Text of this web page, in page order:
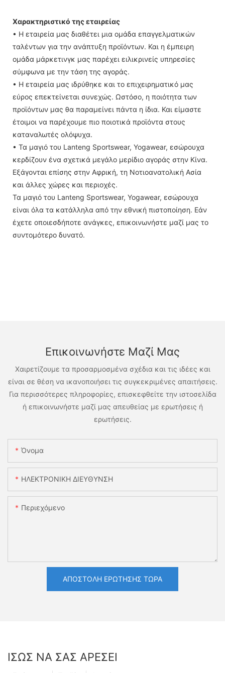
Χαρακτηριστικό της εταιρείας
• Η εταιρεία μας διαθέτει μια ομάδα επαγγελματικών
ταλέντων για την ανάπτυξη προϊόντων. Και η έμπειρη
ομάδα μάρκετινγκ μας παρέχει ειλικρινείς υπηρεσίες
σύμφωνα με την τάση της αγοράς.
• Η εταιρεία μας ιδρύθηκε και το επιχειρηματικό μας
εύρος επεκτείνεται συνεχώς. Ωστόσο, η ποιότητα των
προϊόντων μας θα παραμείνει πάντα η ίδια. Και είμαστε
έτοιμοι να παρέχουμε πιο ποιοτικά προϊόντα στους
καταναλωτές ολόψυχα.
• Τα μαγιό του Lanteng Sportswear, Yogawear, εσώρουχα
κερδίζουν ένα σχετικά μεγάλο μερίδιο αγοράς στην Κίνα.
Εξάγονται επίσης στην Αφρική, τη Νοτιοανατολική Ασία
και άλλες χώρες και περιοχές.
Τα μαγιό του Lanteng Sportswear, Yogawear, εσώρουχα
είναι όλα τα κατάλληλα από την εθνική πιστοποίηση. Εάν
έχετε οποιεσδήποτε ανάγκες, επικοινωνήστε μαζί μας το
συντομότερο δυνατό.
Επικοινωνήστε Μαζί Μας
Χαιρετίζουμε τα προσαρμοσμένα σχέδια και τις ιδέες και
είναι σε θέση να ικανοποιήσει τις συγκεκριμένες απαιτήσεις.
Για περισσότερες πληροφορίες, επισκεφθείτε την ιστοσελίδα
ή επικοινωνήστε μαζί μας απευθείας με ερωτήσεις ή
ερωτήσεις.
Όνομα
ΗΛΕΚΤΡΟΝΙΚΗ ΔΙΕΥΘΥΝΣΗ
Περιεχόμενο
ΑΠΟΣΤΟΛΉ ΕΡΏΤΗΣΗΣ ΤΏΡΑ
ΊΣΩΣ ΝΑ ΣΑΣ ΑΡΈΣΕΙ